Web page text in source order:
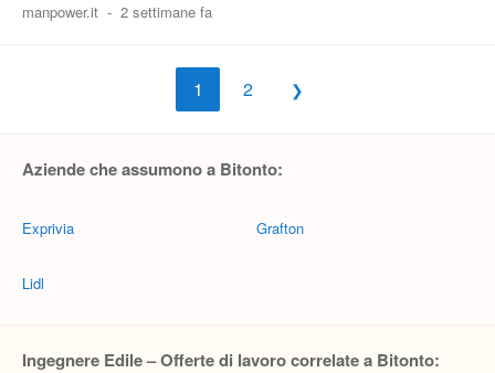
manpower.it - 2 settimane fa
1 2
Aziende che assumono a Bitonto:
Exprivia
Lidl
Grafton
Ingegnere Edile – Offerte di lavoro correlate a Bitonto: